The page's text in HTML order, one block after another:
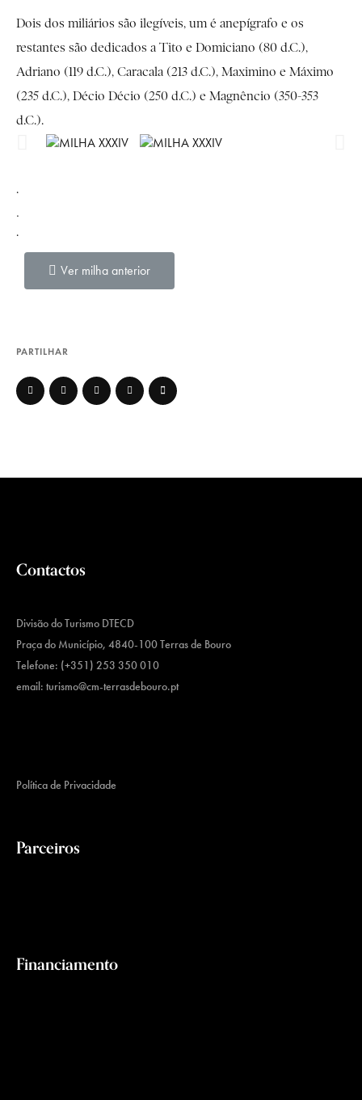
Dois dos miliários são ilegíveis, um é anepígrafo e os
restantes são dedicados a Tito e Domiciano (80 d.C.),
Adriano (119 d.C.), Caracala (213 d.C.), Maximino e Máximo
(235 d.C.), Décio Décio (250 d.C.) e Magnêncio (350-353
d.C.).
.
.
.
Ver milha anterior
PARTILHAR
Contactos
Divisão do Turismo DTECD
Praça do Município, 4840-100 Terras de Bouro
Telefone: (+351) 253 350 010
email: turismo@cm-terrasdebouro.pt
Política de Privacidade
Parceiros
Financiamento